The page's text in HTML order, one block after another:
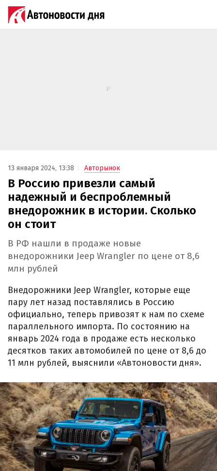
13 января 2024, 13:38 Авторынок
В Россию привезли самый
надежный и беспроблемный
внедорожник в истории. Сколько
он стоит
В РФ нашли в продаже новые
внедорожники Jeep Wrangler по цене от 8,6
млн рублей
Внедорожники Jeep Wrangler, которые еще
пару лет назад поставлялись в Россию
официально, теперь привозят к нам по схеме
параллельного импорта. По состоянию на
январь 2024 года в продаже есть несколько
десятков таких автомобилей по цене от 8,6 до
11 млн рублей, выяснили «Автоновости дня».